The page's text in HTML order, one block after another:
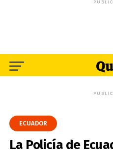
ECUADOR
La Policía de